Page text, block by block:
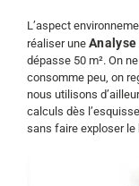
L’aspect
réaliser une Analyse
dépasse 50 m². On
consomme peu, on
nous utilisons
calculs dès
sans faire exploser le